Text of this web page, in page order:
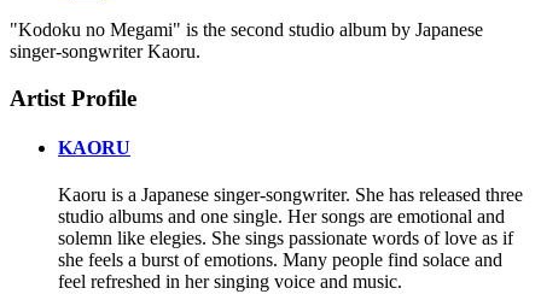
"Kodoku no Megami" is the second studio album by Japanese
singer-songwriter Kaoru.
Artist Profile
KAORU
Kaoru is a Japanese singer-songwriter. She has released three
studio albums and one single. Her songs are emotional and
solemn like elegies. She sings passionate words of love as if
she feels a burst of emotions. Many people find solace and
feel refreshed in her singing voice and music.